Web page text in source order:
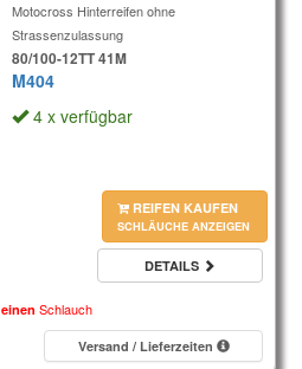
Motocross Hinterreifen ohne
Strassenzulassung
80/100-12TT 41M
M404
4 x verfügbar
REIFEN KAUFEN
SCHLÄUCHE ANZEIGEN
DETAILS
einen Schlauch
Versand / Lieferzeiten